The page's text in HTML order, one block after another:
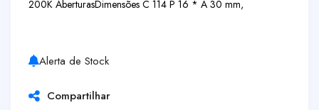
200K AberturasDimensões C 114 P 16 * A 30 mm,
Alerta de Stock
Compartilhar